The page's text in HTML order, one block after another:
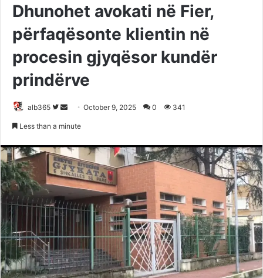
Dhunohet avokati në Fier,
përfaqësonte klientin në
procesin gjyqësor kundër
prindërve
alb365
Follow
SendOctober 9, 2025 0 341
Less than a minute